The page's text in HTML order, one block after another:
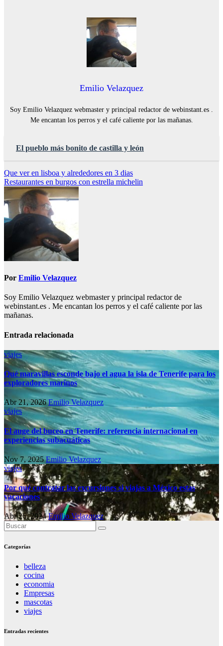
Emilio Velazquez
Soy Emilio Velazquez webmaster y principal redactor de webinstant.es .
Me encantan los perros y el café caliente por las mañanas.
El pueblo más bonito de castilla y león
Navegación
de
entradas
Que ver en lisboa y alrededores en 3 dias
Restaurantes en burgos con estrella michelin
Por Emilio Velazquez
Soy Emilio Velazquez webmaster y principal redactor de
webinstant.es . Me encantan los perros y el café caliente por las
mañanas.
Entrada relacionada
viajes
Qué maravillas esconde bajo el agua la isla de Tenerife para los
exploradores marinos
Abr 21, 2026Emilio Velazquez
viajes
El auge del buceo en Tenerife: referencia internacional en
experiencias subacuáticas
Nov 7, 2025Emilio Velazquez
viajes
Por qué contratar las excursiones si viajas a México estas
vacaciones
Abr 26, 2024Emilio Velazquez
Categorías
belleza
cocina
economia
Empresas
mascotas
viajes
Entradas recientes